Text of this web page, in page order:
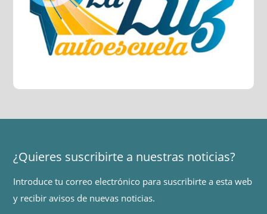
¿Quieres suscribirte a nuestras noticias?
Introduce tu correo electrónico para suscribirte a esta web
y recibir avisos de nuevas noticias.